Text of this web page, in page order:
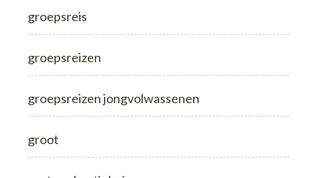
groepsreis
groepsreizen
groepsreizen jongvolwassenen
groot